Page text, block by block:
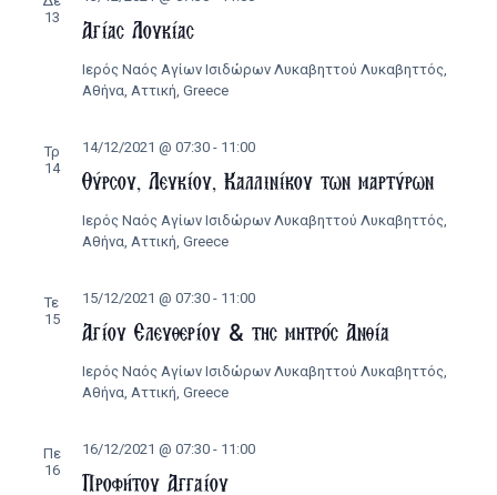
13
Αγίας Λουκίας
Ιερός Ναός Αγίων Ισιδώρων Λυκαβηττού Λυκαβηττός,
Αθήνα, Αττική, Greece
Τρ
14
Θύρσου, Λευκίου, Καλλινίκου των μαρτύρων
14/12/2021 @ 07:30- 11:00
Ιερός Ναός Αγίων Ισιδώρων Λυκαβηττού Λυκαβηττός,
Αθήνα, Αττική, Greece
Τε
15
Αγίου Ελευθερίου & της μητρός Ανθία
15/12/2021 @ 07:30- 11:00
Ιερός Ναός Αγίων Ισιδώρων Λυκαβηττού Λυκαβηττός,
Αθήνα, Αττική, Greece
Πε
16
Προφήτου Αγγαίου
16/12/2021 @ 07:30- 11:00